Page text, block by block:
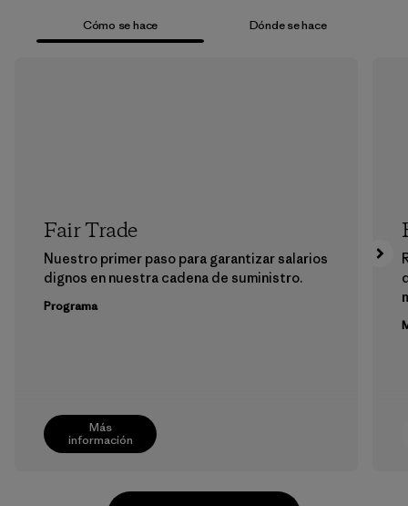
Cómo se hace Dónde se hace
Más
información
Fair Trade
Nuestro primer paso para garantizar salarios
dignos en nuestra cadena de suministro.
Programa